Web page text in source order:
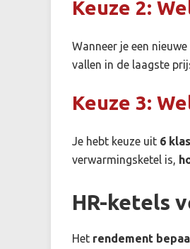
Keuze 2:
Wanneer je een
vallen in de laagste
Keuze 3:
Je hebt keuze uit 6
verwarmingsketel is,
HR-ketels
Het rendement